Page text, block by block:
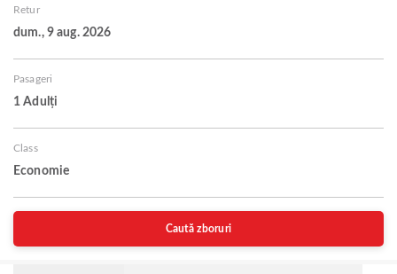
Retur
dum., 9 aug. 2026
Pasageri
1 Adulți
Class
Economie
Caută zboruri